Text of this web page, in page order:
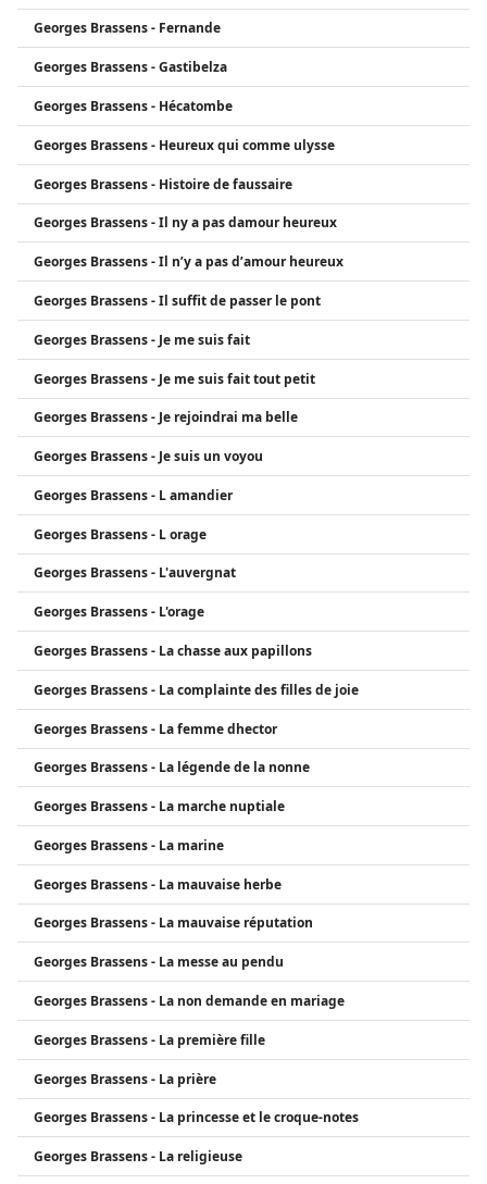
Georges Brassens - Fernande
Georges Brassens - Gastibelza
Georges Brassens - Hécatombe
Georges Brassens - Heureux qui comme ulysse
Georges Brassens - Histoire de faussaire
Georges Brassens - Il ny a pas damour heureux
Georges Brassens - Il n’y a pas d’amour heureux
Georges Brassens - Il suffit de passer le pont
Georges Brassens - Je me suis fait
Georges Brassens - Je me suis fait tout petit
Georges Brassens - Je rejoindrai ma belle
Georges Brassens - Je suis un voyou
Georges Brassens - L amandier
Georges Brassens - L orage
Georges Brassens - L'auvergnat
Georges Brassens - L'orage
Georges Brassens - La chasse aux papillons
Georges Brassens - La complainte des filles de joie
Georges Brassens - La femme dhector
Georges Brassens - La légende de la nonne
Georges Brassens - La marche nuptiale
Georges Brassens - La marine
Georges Brassens - La mauvaise herbe
Georges Brassens - La mauvaise réputation
Georges Brassens - La messe au pendu
Georges Brassens - La non demande en mariage
Georges Brassens - La première fille
Georges Brassens - La prière
Georges Brassens - La princesse et le croque-notes
Georges Brassens - La religieuse